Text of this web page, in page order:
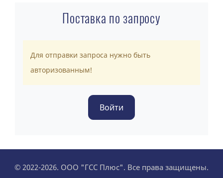
Поставка по запросу
Для отправки запроса нужно быть
авторизованным!
© 2022-2026. ООО "ГСС Плюс". Все права защищены.